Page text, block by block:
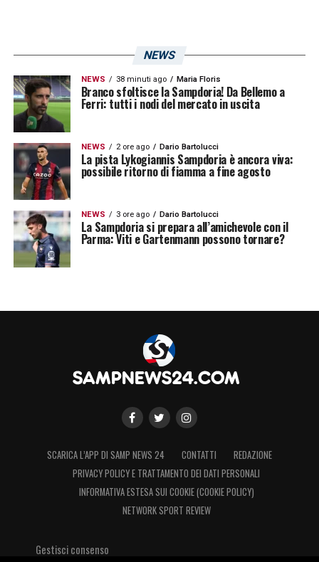
NEWS
NEWS 38 minuti ago Maria Floris
Branco sfoltisce la Sampdoria! Da Bellemo a
Ferri: tutti i nodi del mercato in uscita
NEWS 2 ore ago Dario Bartolucci
La pista Lykogiannis Sampdoria è ancora viva:
possibile ritorno di fiamma a fine agosto
NEWS 3 ore ago Dario Bartolucci
La Sampdoria si prepara all’amichevole con il
Parma: Viti e Gartenmann possono tornare?
SCARICA L’APP DI SAMP NEWS 24 CONTATTI
REDAZIONE
PRIVACY POLICY E TRATTAMENTO DEI DATI PERSONALI
INFORMATIVA ESTESA SUI COOKIE (COOKIE POLICY)
NETWORK SPORT REVIEW
Gestisci consenso